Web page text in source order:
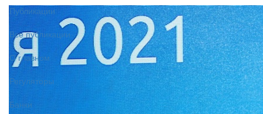
Публикации
Все публикации
О главном
Регуляторы
Банки